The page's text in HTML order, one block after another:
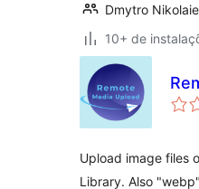
Dmytro
10+ de
Upload image files
Library. Also